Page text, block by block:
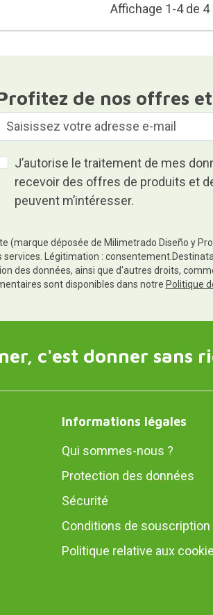
Affichage 1-4 de
de nos offres
J’autorise le traitement de mes
recevoir des offres de produits et
peuvent m’intéresser.
(marque déposée de Milimetrado Diseño y
Légitimation :
des données, ainsi que d'autres droits,
sont disponibles dans notre Politique
c'est donner sans
Informations légales
Qui sommes-nous ?
Protection des données
Sécurité
Conditions de souscription
Politique relative aux